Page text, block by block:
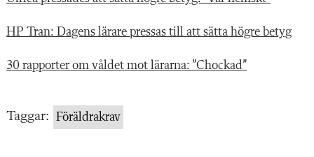
HP Tran: Dagens lärare pressas till att sätta högre betyg
30 rapporter om våldet mot lärarna: ”Chockad”
Taggar: Föräldrakrav